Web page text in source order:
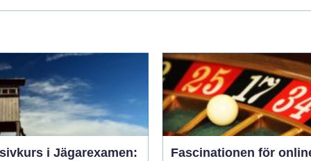
i Jägarexamen:
Fascinationen för